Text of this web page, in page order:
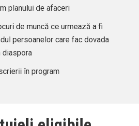
planului de afaceri
de muncă ce urmează a fi
persoanelor care fac dovada
diaspora
în program